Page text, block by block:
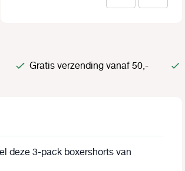
Gratis verzending vanaf 50,-
deze 3-pack boxershorts van